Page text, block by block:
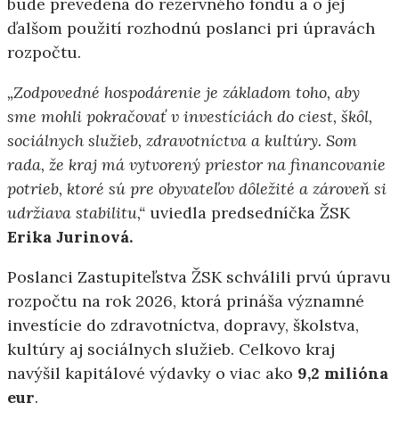
ďalšom použití rozhodnú poslanci pri úpravách
rozpočtu.
„Zodpovedné hospodárenie je základom toho, aby
sme mohli pokračovať v investíciách do ciest, škôl,
sociálnych služieb, zdravotníctva a kultúry. Som
rada, že kraj má vytvorený priestor na financovanie
potrieb, ktoré sú pre obyvateľov dôležité a zároveň si
udržiava stabilitu,“ uviedla predsedníčka ŽSK
Erika Jurinová.
Poslanci Zastupiteľstva ŽSK schválili prvú úpravu
rozpočtu na rok 2026, ktorá prináša významné
investície do zdravotníctva, dopravy, školstva,
kultúry aj sociálnych služieb. Celkovo kraj
navýšil kapitálové výdavky o viac ako 9,2 milióna
eur.